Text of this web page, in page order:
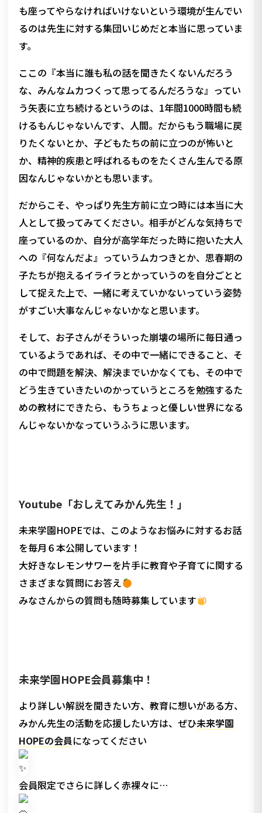
も座ってやらなければいけないという環境が生んでい
るのは先生に対する集団いじめだと本当に思っていま
す。
ここの『本当に誰も私の話を聞きたくないんだろう
な、みんなムカつくって思ってるんだろうな』ってい
う矢表に立ち続けるというのは、1年間1000時間も続
けるもんじゃないんです、人間。だからもう職場に戻
りたくないとか、子どもたちの前に立つのが怖いと
か、精神的疾患と呼ばれるものをたくさん生んでる原
因なんじゃないかとも思います。
だからこそ、やっぱり先生方前に立つ時には本当に大
人として扱ってみてください。相手がどんな気持ちで
座っているのか、自分が高学年だった時に抱いた大人
への『何なんだよ』っていうムカつきとか、思春期の
子たちが抱えるイライラとかっていうのを自分ごとと
して捉えた上で、一緒に考えていかないっていう姿勢
がすごい大事なんじゃないかなと思います。
そして、お子さんがそういった崩壊の場所に毎日通っ
ているようであれば、その中で一緒にできること、そ
の中で問題を解決、解決までいかなくても、その中で
どう生きていきたいのかっていうところを勉強するた
めの教材にできたら、もうちょっと優しい世界になる
んじゃないかなっていうふうに思います。
Youtube「おしえてみかん先生！」
未来学園HOPEでは、このようなお悩みに対するお話
を毎月６本公開しています！
大好きなレモンサワーを片手に教育や子育てに関する
さまざまな質問にお答え
みなさんからの質問も随時募集しています
未来学園HOPE会員募集中！
より詳しい解説を聞きたい方、教育に想いがある方、
みかん先生の活動を応援したい方は、ぜひ未来学園
HOPEの会員になってください
会員限定でさらに詳しく赤裸々に…